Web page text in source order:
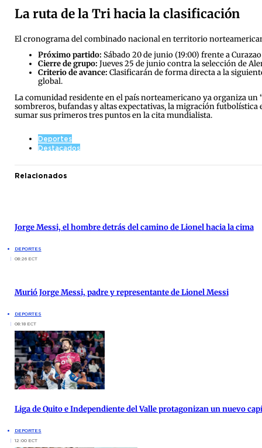
La ruta de la Tri hacia la clasificación
El cronograma del combinado nacional en territorio
Próximo partido: Sábado 20 de junio (19:00) frente a
Cierre de grupo: Jueves 25 de junio contra la selección de
Criterio de avance: Clasificarán de forma directa a la
global.
La comunidad residente en el país norteamericano ya organiza un
sombreros, bufandas y altas expectativas, la migración
sumar sus primeros tres puntos en la cita mundialista.
Deportes
Destacados
Relacionados
Jorge Messi, el hombre detrás del camino de Lionel hacia la cima
DEPORTES
08:26 ECT
Murió Jorge Messi, padre y representante de Lionel Messi
DEPORTES
08:18 ECT
Liga de Quito e Independiente del Valle protagonizan un nuevo
DEPORTES
12:00 ECT